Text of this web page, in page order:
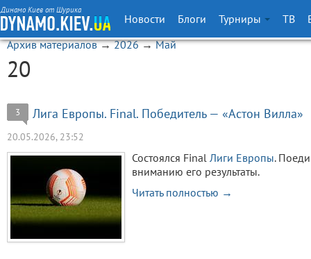
Динамо Киев от Шурика
Новости Блоги Турниры ТВ
Архив материалов→2026→Май
20
3 Лига Европы. Final. Победитель — «Астон Вилла»
20.05.2026, 23:52
Состоялся Final Лиги Европы.
вниманию его результаты.
Читать полностью →